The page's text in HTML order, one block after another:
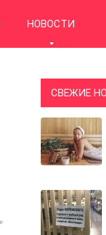
НОВОСТИ
СВЕЖИЕ